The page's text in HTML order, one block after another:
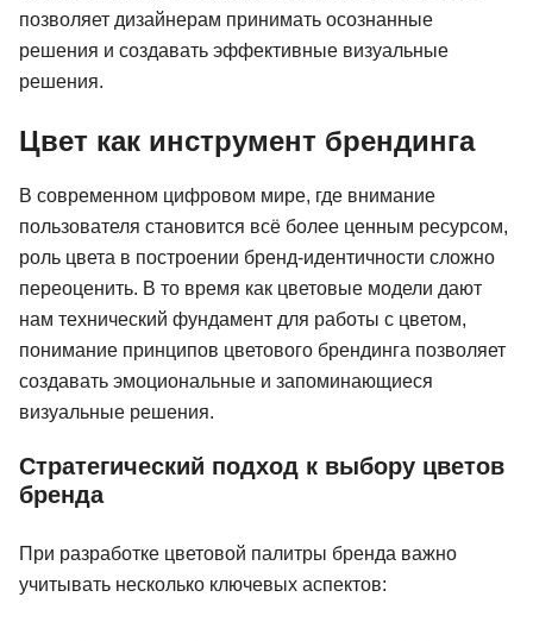
позволяет дизайнерам принимать осознанные
решения и создавать эффективные визуальные
решения.
Цвет как инструмент брендинга
В современном цифровом мире, где внимание
пользователя становится всё более ценным ресурсом,
роль цвета в построении бренд-идентичности сложно
переоценить. В то время как цветовые модели дают
нам технический фундамент для работы с цветом,
понимание принципов цветового брендинга позволяет
создавать эмоциональные и запоминающиеся
визуальные решения.
Стратегический подход к выбору цветов
бренда
При разработке цветовой палитры бренда важно
учитывать несколько ключевых аспектов: